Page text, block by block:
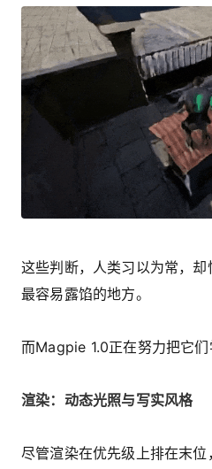
这些判断，人类习以为常，
最容易露馅的地方。
而Magpie 1.0正在努力把它们
渲染：动态光照与写实风格
尽管渲染在优先级上排在末